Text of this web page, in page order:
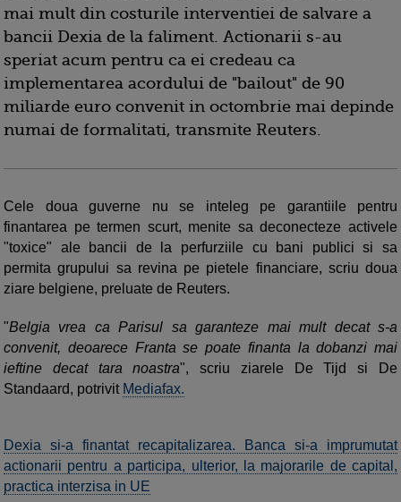
mai mult din costurile interventiei de salvare a
bancii Dexia de la faliment. Actionarii s-au
speriat acum pentru ca ei credeau ca
implementarea acordului de "bailout" de 90
miliarde euro convenit in octombrie mai depinde
numai de formalitati, transmite Reuters.
Cele doua guverne nu se inteleg pe garantiile pentru
finantarea pe termen scurt, menite sa deconecteze activele
"toxice" ale bancii de la perfurziile cu bani publici si sa
permita grupului sa revina pe pietele financiare, scriu doua
ziare belgiene, preluate de Reuters.
"Belgia vrea ca Parisul sa garanteze mai mult decat s-a
convenit, deoarece Franta se poate finanta la dobanzi mai
ieftine decat tara noastra", scriu ziarele De Tijd si De
Standaard, potrivit Mediafax.
Dexia si-a finantat recapitalizarea. Banca si-a imprumutat
actionarii pentru a participa, ulterior, la majorarile de capital,
practica interzisa in UE